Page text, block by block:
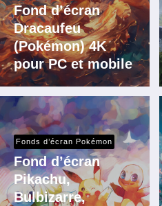
Fond d’écran
Dracaufeu
(Pokémon) 4K
pour PC et mobile
Fonds d’écran Pokémon
Fond d’écran
Pikachu,
Bulbizarre,